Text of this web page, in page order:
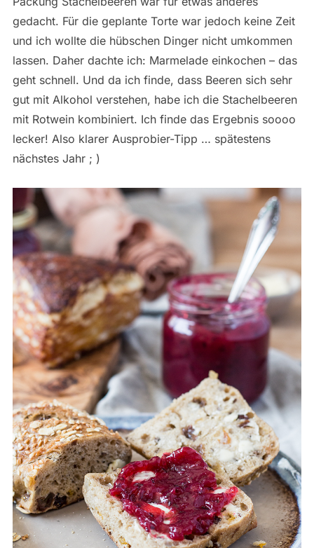
gedacht. Für die geplante Torte war jedoch keine Zeit
und ich wollte die hübschen Dinger nicht umkommen
lassen. Daher dachte ich: Marmelade einkochen – das
geht schnell. Und da ich finde, dass Beeren sich sehr
gut mit Alkohol verstehen, habe ich die Stachelbeeren
mit Rotwein kombiniert. Ich finde das Ergebnis soooo
lecker! Also klarer Ausprobier-Tipp … spätestens
nächstes Jahr ; )